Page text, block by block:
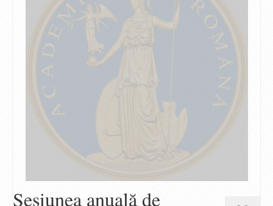
Sesiunea anuală de